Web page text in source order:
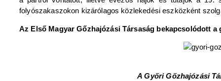
folyószakaszokon kizárólagos közlekedési eszközként
Az Első Magyar Gőzhajózási Társaság bekapcsolódott
A Győri Gőzhajózási